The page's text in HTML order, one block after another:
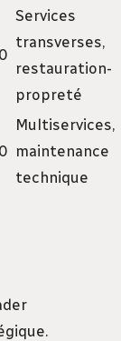
Services
transverses,
restauration-
propreté
Multiservices,
maintenance
technique